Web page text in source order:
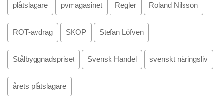
plåtslagare pvmagasinet Regler Roland Nilsson
ROT-avdrag SKOP Stefan Löfven
Stålbyggnadspriset Svensk Handel svenskt näringsliv
årets plåtslagare